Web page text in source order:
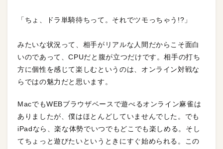
「ちょ、ドラ単騎待ちって。それでツモっちゃう!?」
みたいな状況って、相手がリアルな人間だからこそ面白
いのであって、CPUだと腹が立つだけです。相手の打ち
方に個性を感じて楽しむというのは、オンライン対戦な
らではの魅力だと思います。
MacでもWEBブラウザベースで遊べるオンライン麻雀は
ありましたが、僕はほとんどしていませんでした。でも
iPadなら、楽な体勢でいつでもどこでも楽しめる。そし
てちょっと遊びたいというときにすぐ始められる。この